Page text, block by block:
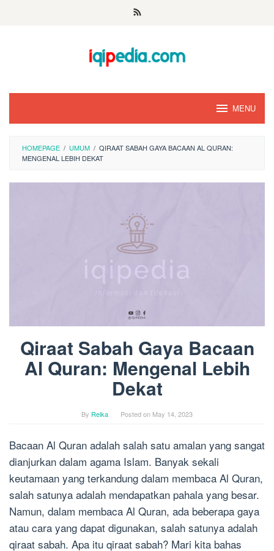
MENU
HOMEPAGE / UMUM / QIRAAT SABAH GAYA BACAAN AL QURAN:
MENGENAL LEBIH DEKAT
Qiraat Sabah Gaya Bacaan
Al Quran: Mengenal Lebih
Dekat
By Reika Posted on May 14, 2023
Bacaan Al Quran adalah salah satu amalan yang sangat
dianjurkan dalam agama Islam. Banyak sekali
keutamaan yang terkandung dalam membaca Al Quran,
salah satunya adalah mendapatkan pahala yang besar.
Namun, dalam membaca Al Quran, ada beberapa gaya
atau cara yang dapat digunakan, salah satunya adalah
qiraat sabah. Apa itu qiraat sabah? Mari kita bahas